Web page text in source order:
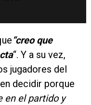
“creo que
“. Y a su vez,
jugadores del
decidir porque
en el partido y